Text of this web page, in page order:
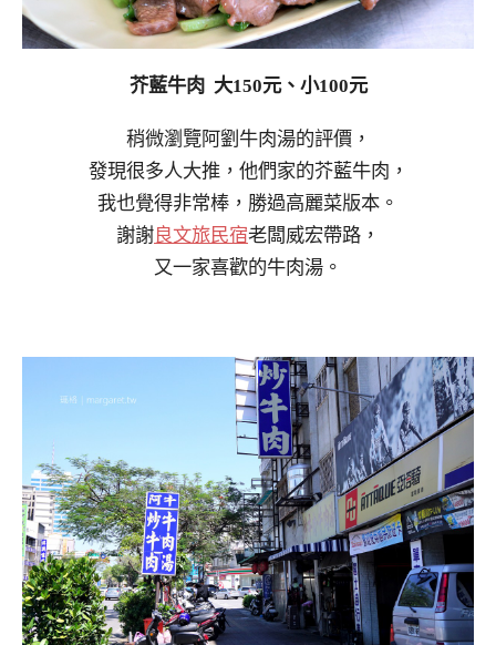
芥藍牛肉 大150元、小100元
稍微瀏覽阿劉牛肉湯的評價，
發現很多人大推，他們家的芥藍牛肉，
我也覺得非常棒，勝過高麗菜版本。
謝謝 良文旅民宿老闆威宏帶路，
又一家喜歡的牛肉湯。